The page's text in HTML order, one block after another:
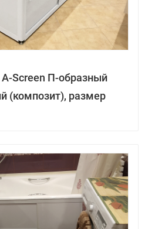
Screen П-образный
(композит), размер